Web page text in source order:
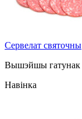
Сервелат святочны
Вышэйшы гатунак
Навінка